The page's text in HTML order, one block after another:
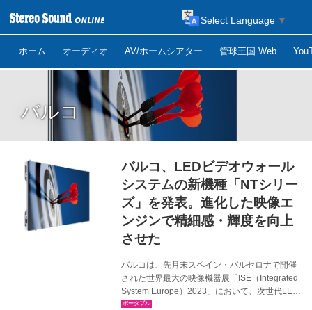
ホーム オーディオ AV/ホームシアター 管球王国 Web
Select Language ▼
バルコ
バルコ、LEDビデオウォール
システムの新機種「NTシリー
ズ」を発表。進化した映像エ
ンジンで精細感・輝度を向上
させた
バルコは、先月末スペイン・バルセロナで開催
された世界最大の映像機器展「ISE（Integrated
System Europe）2023」において、次世代LED
ビデオウォールの新製品「NTシリーズ」を発表